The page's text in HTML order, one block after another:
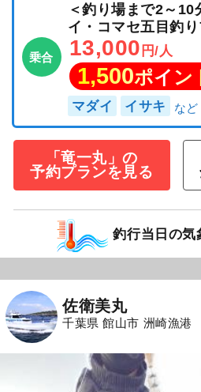
乗合
＜釣り場まで2～
イ・コマセ五目釣
13,000 円/人
1,500ポイン
マダイ イサキ
「竜一丸」の
予約プランを見る
釣行当日の気
佐衛美丸
千葉県 館山市 洲崎漁港